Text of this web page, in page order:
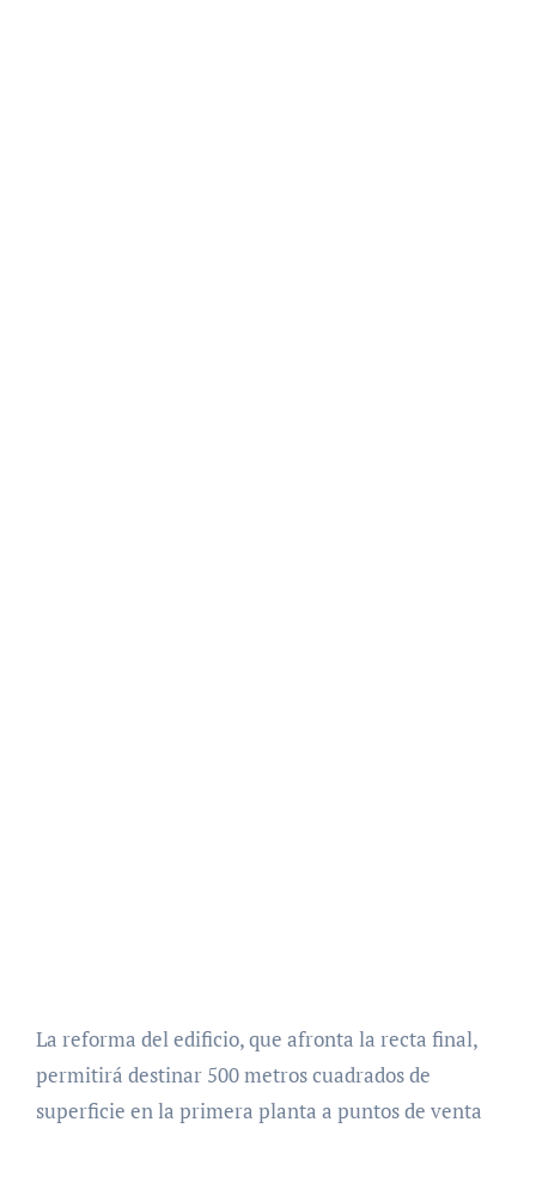
La reforma del edificio, que afronta la recta final,
permitirá destinar 500 metros cuadrados de
superficie en la primera planta a puntos de venta